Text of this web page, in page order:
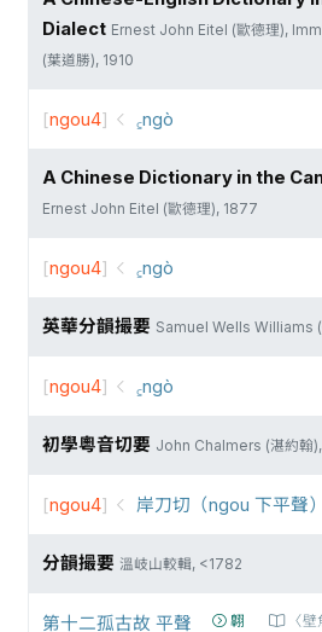
Dialect Ernest John Eitel (歐德理),
(葉道勝), 1910
[ngou4] ꜁ngò
A Chinese Dictionary in the
Ernest John Eitel (歐德理), 1877
[ngou4] ꜁ngò
英華分韻撮要 Samuel Wells Williams
[ngou4] ꜁ngò
初學粵音切要 John Chalmers (湛約翰
[ngou4] 岸刀切（ngou 下平聲）
分韻撮要 溫岐山較輯, <1782
翺
〈
第十二孤古故 平聲